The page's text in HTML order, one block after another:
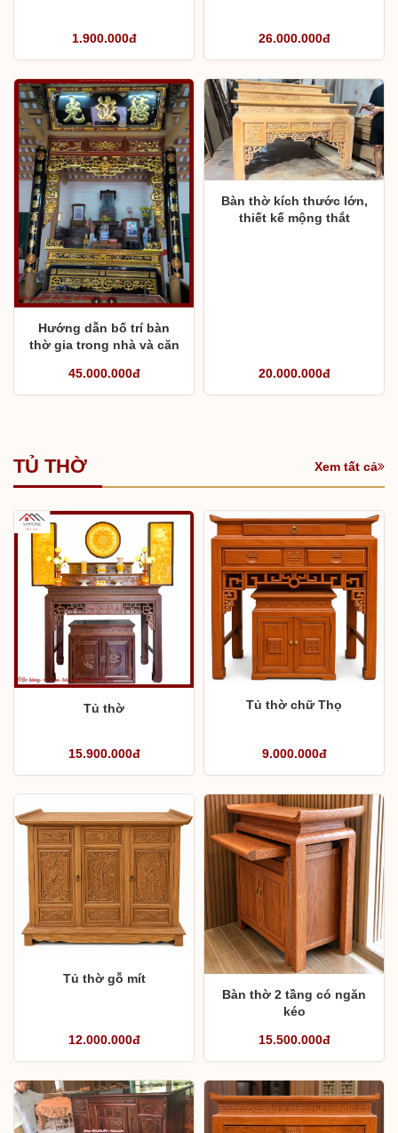
1.900.000đ 26.000.000đ
Hướng dẫn bố trí bàn
thờ gia trong nhà và căn
45.000.000đ
Bàn thờ kích thước lớn,
thiết kế mộng thắt
20.000.000đ
TỦ THỜ Xem tất cả
Tủ thờ
15.900.000đ
Tủ thờ chữ Thọ
9.000.000đ
Tủ thờ gỗ mít
12.000.000đ
Bàn thờ 2 tầng có ngăn
kéo
15.500.000đ